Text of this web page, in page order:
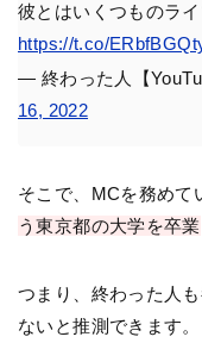
彼とはいくつものラ
https://t.co/
— 終わった人【
16, 2022
そこで、MCを務めて
う東京都の大学を卒業
つまり、終わった人
ないと推測できます。